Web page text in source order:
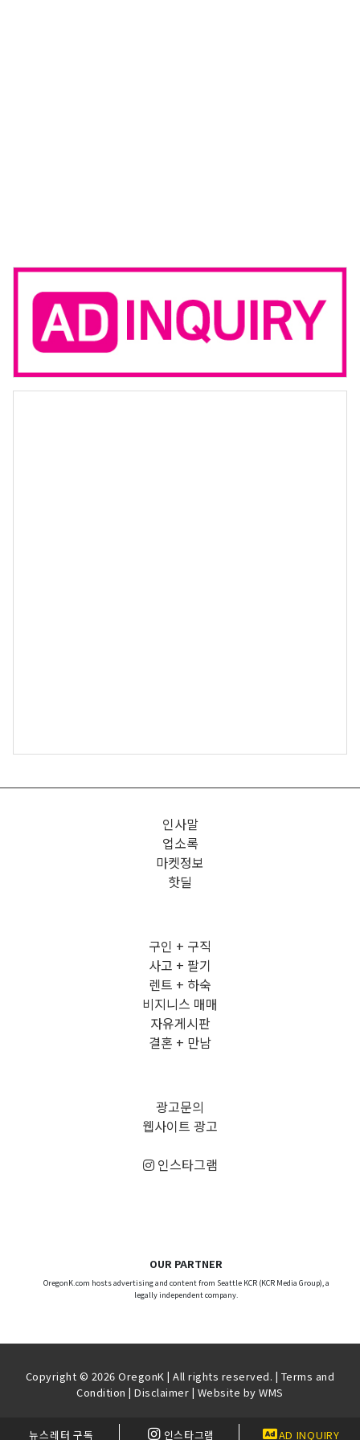
인사말
업소록
마켓정보
핫딜
구인 + 구직
사고 + 팔기
렌트 + 하숙
비지니스 매매
자유게시판
결혼 + 만남
광고문의
웹사이트 광고
인스타그램
OUR PARTNER
OregonK.com hosts advertising and content from Seattle KCR (KCR Media Group), a
legally independent company.
Copyright © 2026 OregonK | All rights reserved. | Terms and
Condition |Disclaimer | Website byWMS
뉴스레터 구독 인스타그램 AD INQUIRY